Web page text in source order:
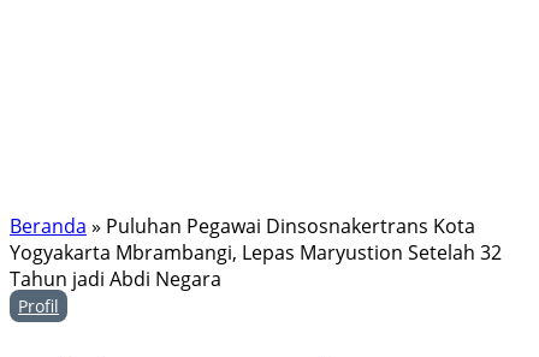
Beranda » Puluhan Pegawai Dinsosnakertrans Kota
Yogyakarta Mbrambangi, Lepas Maryustion Setelah 32
Tahun jadi Abdi Negara
Profil